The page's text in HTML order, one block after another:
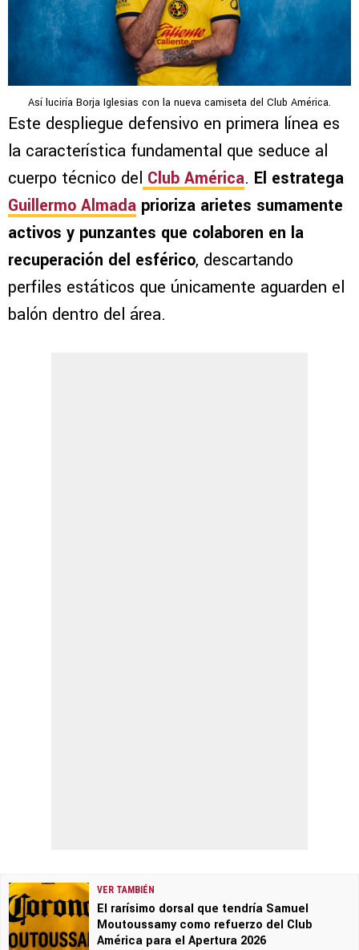
Así luciría Borja Iglesias con la nueva camiseta del Club América.
Este despliegue defensivo en primera línea es
la característica fundamental que seduce al
cuerpo técnico del Club América. El estratega
Guillermo Almada prioriza arietes sumamente
activos y punzantes que colaboren en la
recuperación del esférico, descartando
perfiles estáticos que únicamente aguarden el
balón dentro del área.
VER TAMBIÉN
El rarísimo dorsal que tendría Samuel
Moutoussamy como refuerzo del Club
América para el Apertura 2026